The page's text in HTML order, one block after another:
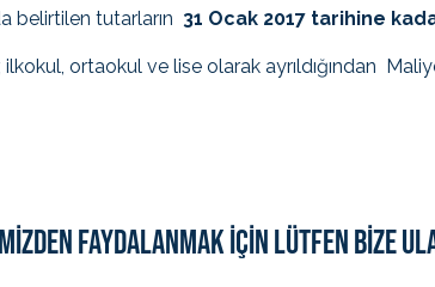
tutarların 31 Ocak 2017 tarihine
ortaokul ve lise olarak ayrıldığından Maliye
FAYDALANMAK İÇİN LÜTFEN BİZE